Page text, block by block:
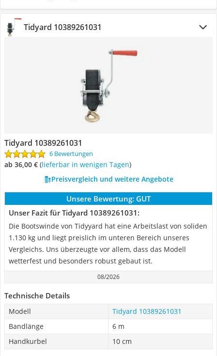
Tidyard 10389261031
Tidyard 10389261031
6 Bewertungen
ab 36,00 € ( Lieferbar in wenigen Tagen)
Preisvergleich und weitere Angebote
Unsere Bewertung: GUT
Unser Fazit für Tidyard 10389261031:
Die Bootswinde von Tidyyard hat eine Arbeitslast von soliden
1.130 kg und liegt preislich im unteren Bereich unseres
Vergleichs. Uns überzeugte vor allem, dass das Modell
wetterfest und besonders robust gebaut ist.
08/2026
Technische Details
Modell
Tidyard 10389261031
Bandlänge
6 m
Handkurbel
10 cm